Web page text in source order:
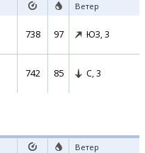
Ветер
738 97 ЮЗ, 3
742 85 С, 3
Ветер